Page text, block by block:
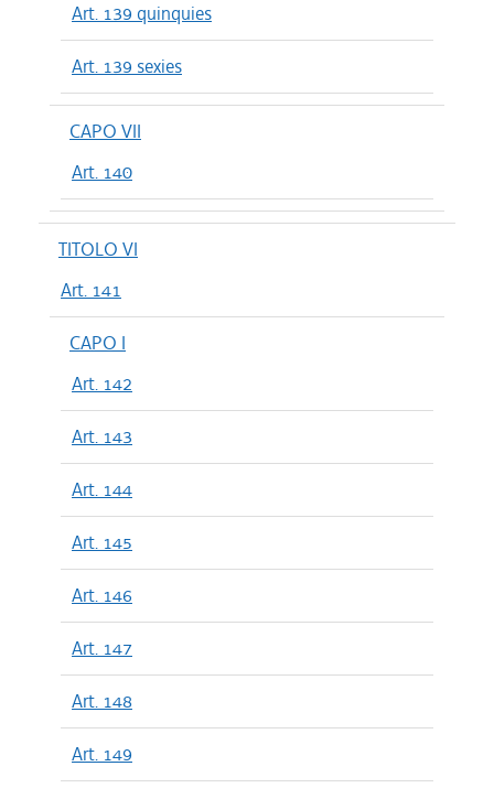
Art. 139 quinquies
Art. 139 sexies
CAPO VII
Art. 140
TITOLO VI
Art. 141
CAPO I
Art. 142
Art. 143
Art. 144
Art. 145
Art. 146
Art. 147
Art. 148
Art. 149